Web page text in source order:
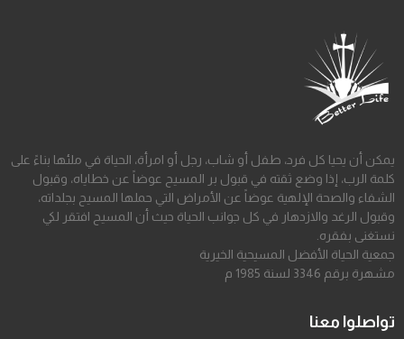
يمكن أن يحيا كل فرد، طفل أو شاب، رجل أو امرأة، الحياة في ملئها بناءً على
كلمة الرب، إذا وضع ثقته في قبول بر المسيح عوضاً عن خطاياه، وقبول
الشفاء والصحة الإلهية عوضاً عن الأمراض التي حملها المسيح بجلداته،
وقبول الرغد والازدهار في كل جوانب الحياة حيث أن المسيح افتقر لكي
نستغنى بفقره.
جمعية الحياة الأفضل المسيحية الخيرية
مشهرة برقم 3346 لسنة 1985 م
تواصلوا معنا